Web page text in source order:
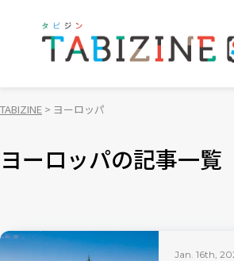
TABIZINE ヨーロッパ
ヨーロッパの記事一覧
Jan. 16th,